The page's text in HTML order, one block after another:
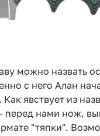
можно назвать
с него Алан
явствует из
перед нами нож,
"тяпки".